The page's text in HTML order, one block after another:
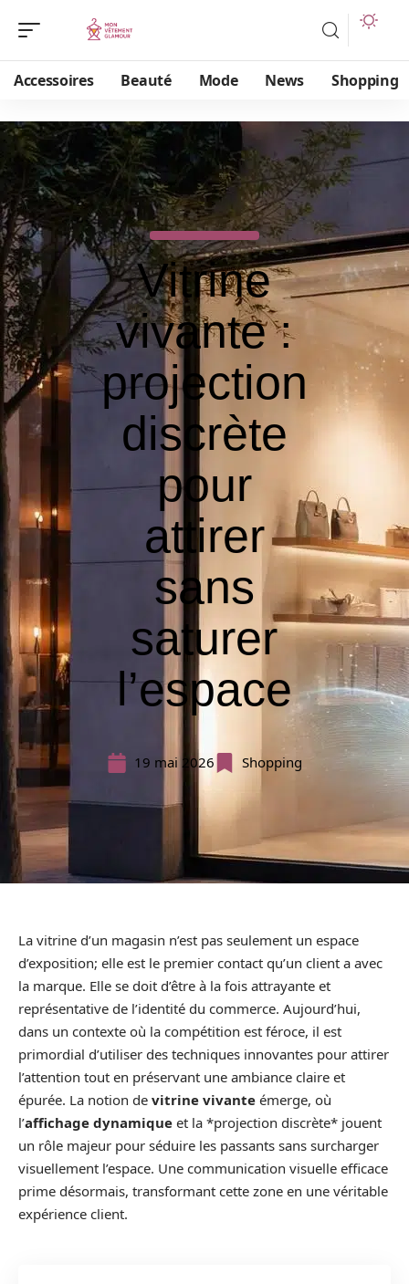
Accessoires Beauté Mode News Shopping
Vitrine
vivante :
projection
discrète
pour
attirer
sans
saturer
l’espace
19 mai 2026 Shopping
La vitrine d’un magasin n’est pas seulement un espace
d’exposition; elle est le premier contact qu’un client a avec
la marque. Elle se doit d’être à la fois attrayante et
représentative de l’identité du commerce. Aujourd’hui,
dans un contexte où la compétition est féroce, il est
primordial d’utiliser des techniques innovantes pour attirer
l’attention tout en préservant une ambiance claire et
épurée. La notion de vitrine vivante émerge, où
l’affichage dynamique et la *projection discrète* jouent
un rôle majeur pour séduire les passants sans surcharger
visuellement l’espace. Une communication visuelle efficace
prime désormais, transformant cette zone en une véritable
expérience client.